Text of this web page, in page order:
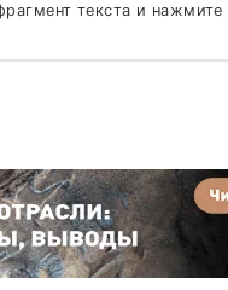
текста и нажмите